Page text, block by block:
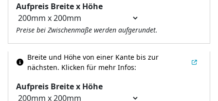
Aufpreis Breite x Höhe
Preise bei Zwischenmaße werden aufgerundet.
Aufpreis Breite x Höhe
Breite und Höhe von einer Kante bis zur
nächsten. Klicken für mehr Infos: